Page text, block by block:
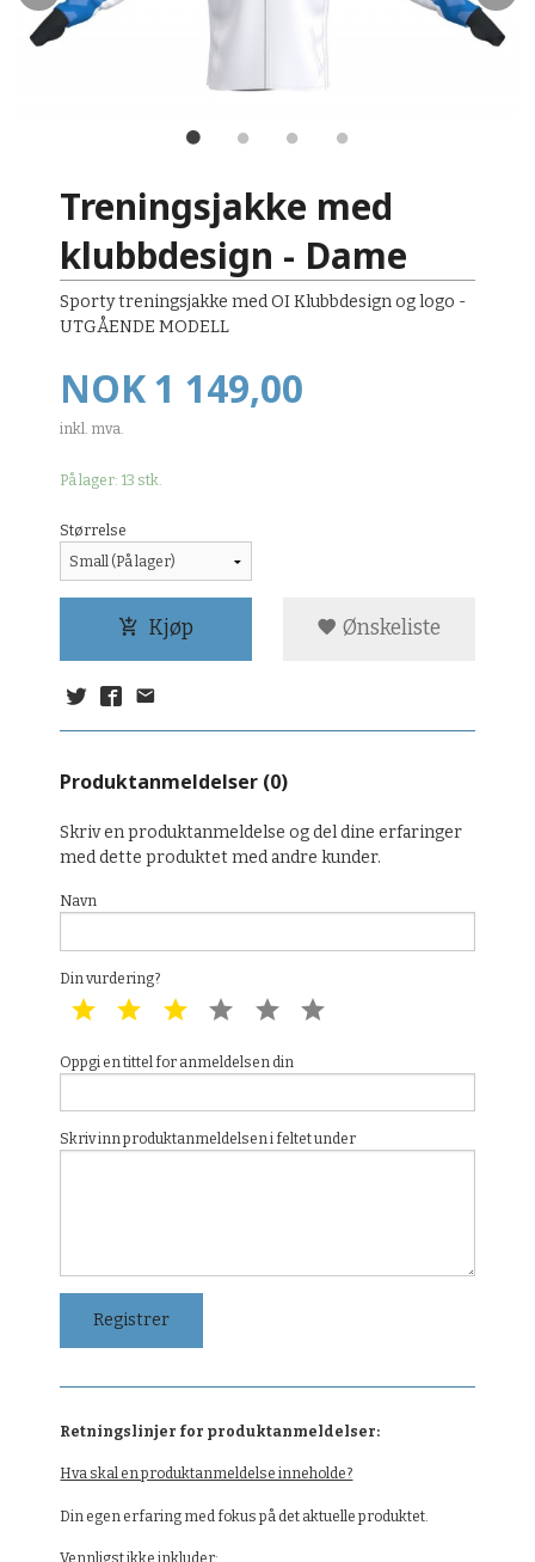
Treningsjakke med
klubbdesign - Dame
Sporty treningsjakke med OI Klubbdesign og logo -
UTGÅENDE MODELL
Pris
NOK 1 149,00
inkl. mva.
På lager: 13 stk.
Størrelse
Kjøp Ønskeliste
Produktanmeldelser (0)
Skriv en produktanmeldelse og del dine erfaringer
med dette produktet med andre kunder.
Navn
Din vurdering?
1 star 2 star 3 star 4 star 5 star
Oppgi en tittel for anmeldelsen din
Skriv inn produktanmeldelsen i feltet under
Retningslinjer for produktanmeldelser:
Hva skal en produktanmeldelse inneholde?
Din egen erfaring med fokus på det aktuelle produktet.